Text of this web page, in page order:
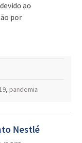
ao
por
, pandemia
Nestlé